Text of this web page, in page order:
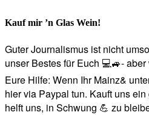
Kauf mir ’n Glas Wein!
Guter Journalismus ist nicht
unser Bestes für Euch 💻🚙-
Eure Hilfe: Wenn Ihr Mainz&
hier via Paypal tun. Kauft uns
helft uns, in Schwung 💪 zu